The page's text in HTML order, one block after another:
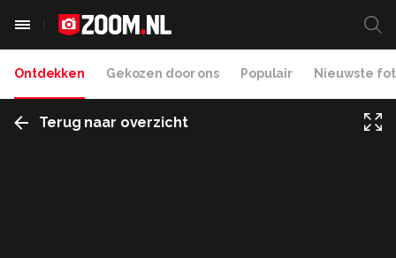
Ontdekken Gekozen door ons Populair Nieuwste
Terug naar overzicht